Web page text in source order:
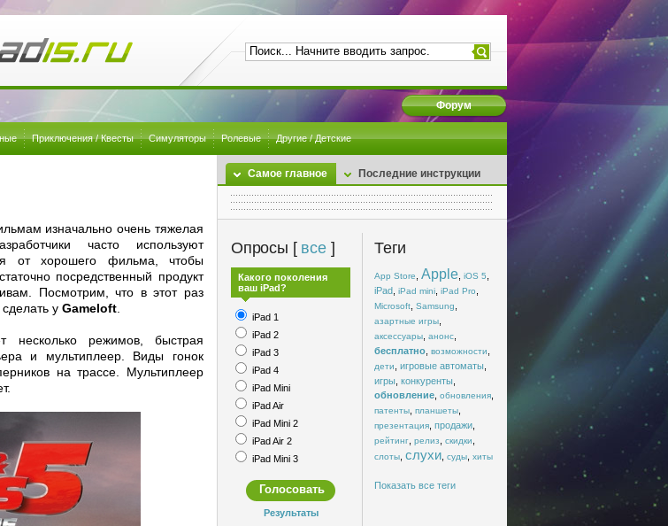
Форум
Приключения / Квесты Симуляторы Ролевые Другие / Детские
изначально очень тяжелая
часто используют
от хорошего фильма, чтобы
посредственный продукт
Посмотрим, что в этот раз
у Gameloft
несколько режимов, быстрая
и мультиплеер. Виды гонок
на трассе. Мультиплеер
Самое главное Последние инструкции
Опросы [ все]
Какого поколения
ваш iPad?
iPad 1
iPad 2
iPad 3
iPad 4
iPad Mini
iPad Air
iPad Mini 2
iPad Air 2
iPad Mini 3
Результаты
Теги
App Store Apple iOS 5
iPad iPad mini iPad Pro
Microsoft Samsung
азартные игры
аксессуары анонс
бесплатно возможности
дети игровые автоматы
игры конкуренты
обновление обновления
патенты планшеты
презентация продажи
рейтинг релиз скидки
слоты слухи суды хиты
Показать все теги